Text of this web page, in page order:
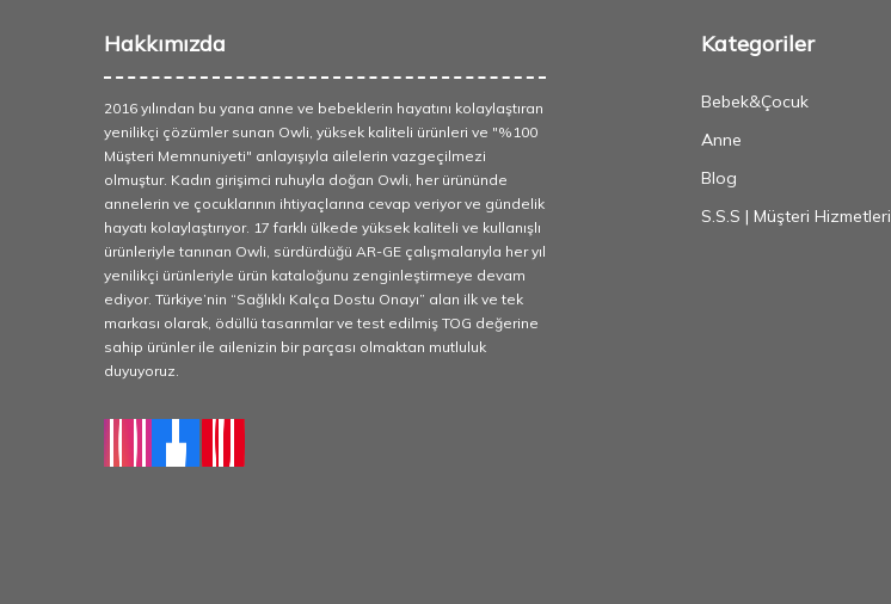
Hakkımızda
2016 yılından bu yana anne ve bebeklerin hayatını kolaylaştıran
yenilikçi çözümler sunan Owli, yüksek kaliteli ürünleri ve "%100
Müşteri Memnuniyeti" anlayışıyla ailelerin vazgeçilmezi
olmuştur. Kadın girişimci ruhuyla doğan Owli, her ürününde
annelerin ve çocuklarının ihtiyaçlarına cevap veriyor ve gündelik
hayatı kolaylaştırıyor. 17 farklı ülkede yüksek kaliteli ve kullanışlı
ürünleriyle tanınan Owli, sürdürdüğü AR-GE çalışmalarıyla her yıl
yenilikçi ürünleriyle ürün kataloğunu zenginleştirmeye devam
ediyor. Türkiye’nin “Sağlıklı Kalça Dostu Onayı” alan ilk ve tek
markası olarak, ödüllü tasarımlar ve test edilmiş TOG değerine
sahip ürünler ile ailenizin bir parçası olmaktan mutluluk
duyuyoruz.
Kategoriler
Bebek&Çocuk
Anne
Blog
S.S.S | Müşteri Hizmetleri